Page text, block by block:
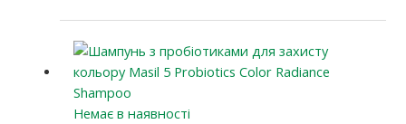
Немає в наявності